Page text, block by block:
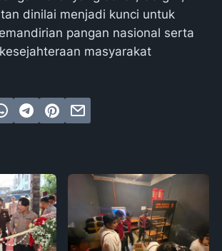
dinilai menjadi kunci untuk
pangan nasional serta
masyarakat